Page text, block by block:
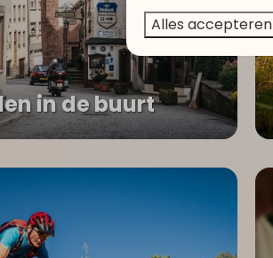
in de buurt
Alles accepteren